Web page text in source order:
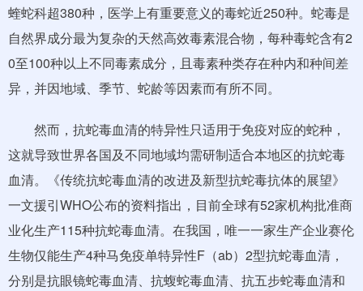
蝰蛇科超380种，医学上有重要意义的毒蛇近250种。蛇毒是
自然界成分最为复杂的天然高效毒素混合物，每种毒蛇含有2
0至100种以上不同毒素成分，且毒素种类存在种内和种间差
异，并因地域、季节、蛇龄等因素而有所不同。
然而，抗蛇毒血清的特异性只适用于免疫对应的蛇种，
这就导致世界各国及不同地域均需研制适合本地区的抗蛇毒
血清。《传统抗蛇毒血清的改进及新型抗蛇毒抗体的展望》
一文援引WHO公布的资料指出，目前全球有52家机构批准商
业化生产115种抗蛇毒血清。在我国，唯一一家生产企业赛伦
生物仅能生产4种马免疫单特异性F（ab）2型抗蛇毒血清，
分别是抗眼镜蛇毒血清、抗蝮蛇毒血清、抗五步蛇毒血清和